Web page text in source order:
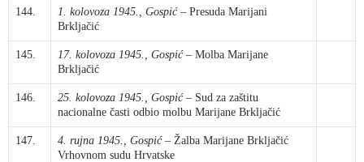
144. 1. kolovoza 1945., Gospić – Presuda Marijani
Brkljačić
145. 17. kolovoza 1945., Gospić – Molba Marijane
Brkljačić
146. 25. kolovoza 1945., Gospić – Sud za zaštitu
nacionalne časti odbio molbu Marijane Brkljačić
147. 4. rujna 1945., Gospić – Žalba Marijane Brkljačić
Vrhovnom sudu Hrvatske